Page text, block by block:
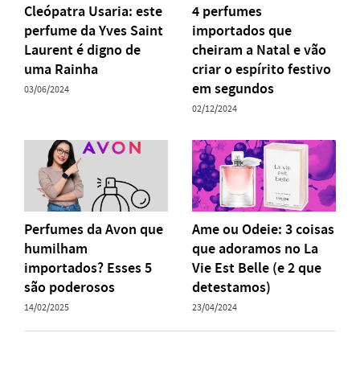
Cleópatra Usaria: este
perfume da Yves Saint
Laurent é digno de
uma Rainha
03/06/2024
4 perfumes
importados que
cheiram a Natal e vão
criar o espírito festivo
em segundos
02/12/2024
Perfumes da Avon que
humilham
importados? Esses 5
são poderosos
14/02/2025
Ame ou Odeie: 3 coisas
que adoramos no La
Vie Est Belle (e 2 que
detestamos)
23/04/2024